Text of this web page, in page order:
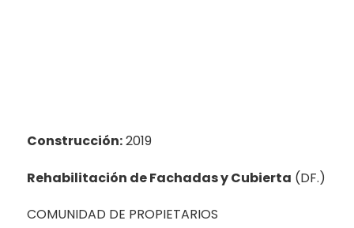
Construcción:2019
Rehabilitación de Fachadas y Cubierta (DF.)
COMUNIDAD DE PROPIETARIOS